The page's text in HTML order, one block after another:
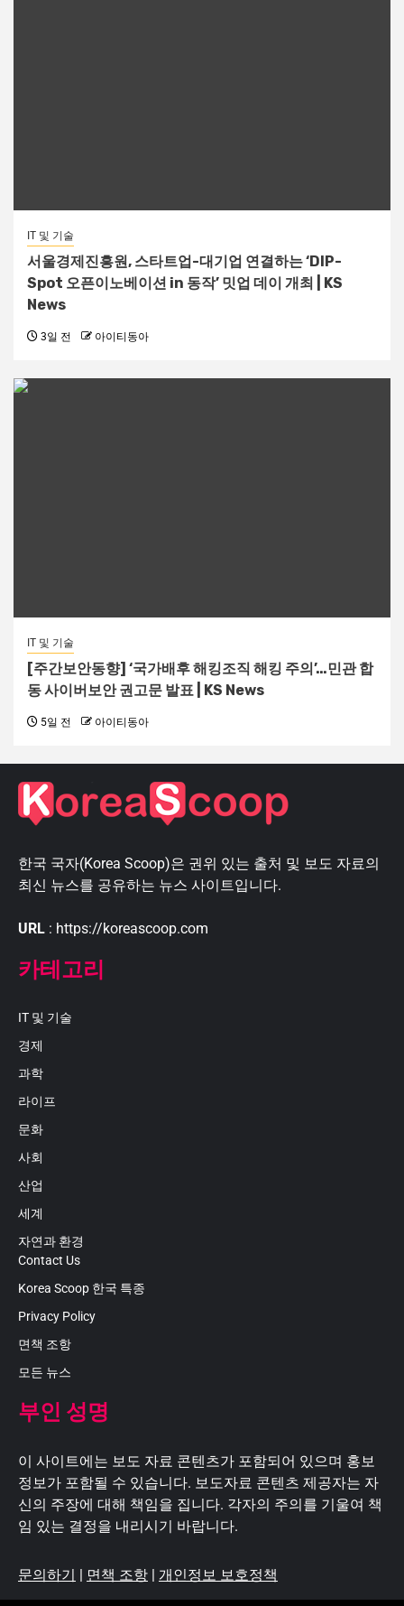
IT 및 기술
서울경제진흥원, 스타트업-대기업 연결하는 ‘DIP-
Spot 오픈이노베이션 in 동작’ 밋업 데이 개최 | KS
News
3일 전 아이티동아
IT 및 기술
[주간보안동향] ‘국가배후 해킹조직 해킹 주의’…민관 합
동 사이버보안 권고문 발표 | KS News
5일 전 아이티동아
한국 국자(Korea Scoop)은 권위 있는 출처 및 보도 자료의
최신 뉴스를 공유하는 뉴스 사이트입니다.
URL : https://koreascoop.com
카테고리
IT 및 기술
경제
과학
라이프
문화
사회
산업
세계
자연과 환경
Contact Us
Korea Scoop 한국 특종
Privacy Policy
면책 조항
모든 뉴스
부인 성명
이 사이트에는 보도 자료 콘텐츠가 포함되어 있으며 홍보
정보가 포함될 수 있습니다. 보도자료 콘텐츠 제공자는 자
신의 주장에 대해 책임을 집니다. 각자의 주의를 기울여 책
임 있는 결정을 내리시기 바랍니다.
문의하기 | 면책 조항 | 개인정보 보호정책